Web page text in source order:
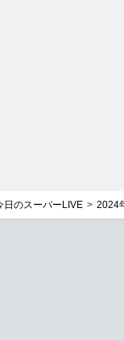
日のスーパーLIVE 2024